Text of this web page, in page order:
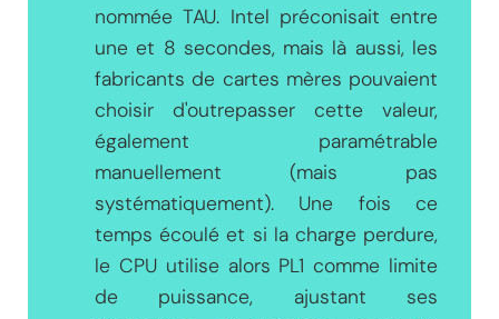
nommée TAU. Intel préconisait entre
une et 8 secondes, mais là aussi, les
fabricants de cartes mères pouvaient
choisir d'outrepasser cette valeur,
également paramétrable
manuellement (mais pas
systématiquement). Une fois ce
temps écoulé et si la charge perdure,
le CPU utilise alors PL1 comme limite
de puissance, ajustant ses